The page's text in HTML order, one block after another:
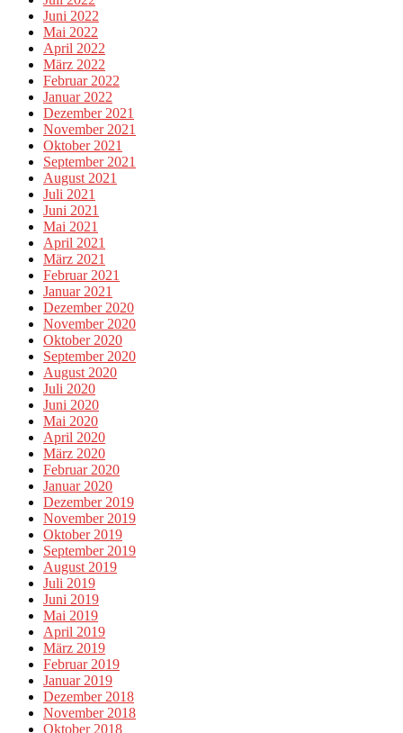
Juni 2022
Mai 2022
April 2022
März 2022
Februar 2022
Januar 2022
Dezember 2021
November 2021
Oktober 2021
September 2021
August 2021
Juli 2021
Juni 2021
Mai 2021
April 2021
März 2021
Februar 2021
Januar 2021
Dezember 2020
November 2020
Oktober 2020
September 2020
August 2020
Juli 2020
Juni 2020
Mai 2020
April 2020
März 2020
Februar 2020
Januar 2020
Dezember 2019
November 2019
Oktober 2019
September 2019
August 2019
Juli 2019
Juni 2019
Mai 2019
April 2019
März 2019
Februar 2019
Januar 2019
Dezember 2018
November 2018
Oktober 2018